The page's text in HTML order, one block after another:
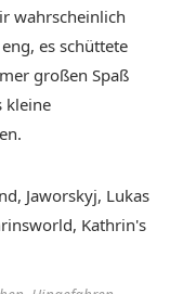
wahrscheinlich
es schüttete
großen Spaß
kleine